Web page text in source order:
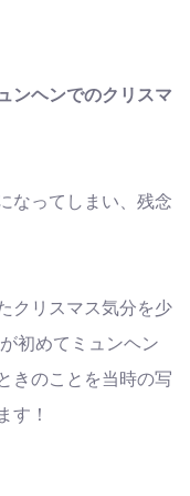
ンヘンでのクリスマ
なってしまい、残念
クリスマス気分を少
初めてミュンヘン
きのことを当時の写
す！